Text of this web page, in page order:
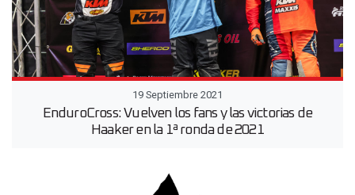
19 Septiembre 2021
EnduroCross: Vuelven los fans y las victorias de
Haaker en la 1ª ronda de 2021